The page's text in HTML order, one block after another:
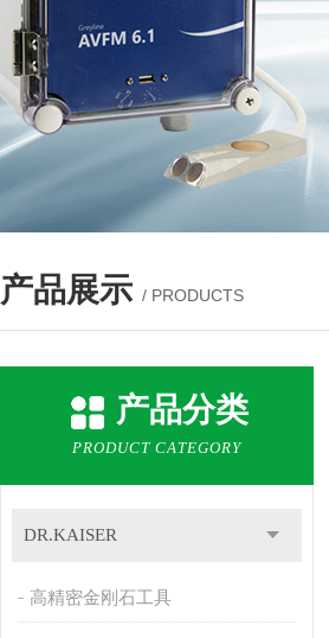
产品展示 / PRODUCTS
产品分类
PRODUCT CATEGORY
DR.KAISER
高精密金刚石工具